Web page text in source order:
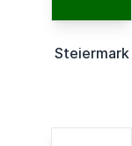
Steiermark